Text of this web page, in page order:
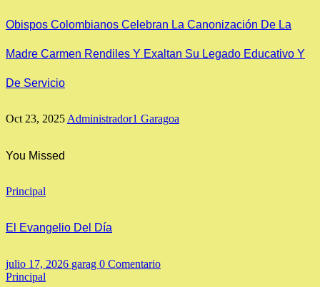
Obispos Colombianos Celebran La Canonización De La
Madre Carmen Rendiles Y Exaltan Su Legado Educativo Y
De Servicio
Oct 23, 2025Administrador1 Garagoa
You Missed
Principal
El Evangelio Del Día
julio 17, 2026 garag 0 Comentario
Principal